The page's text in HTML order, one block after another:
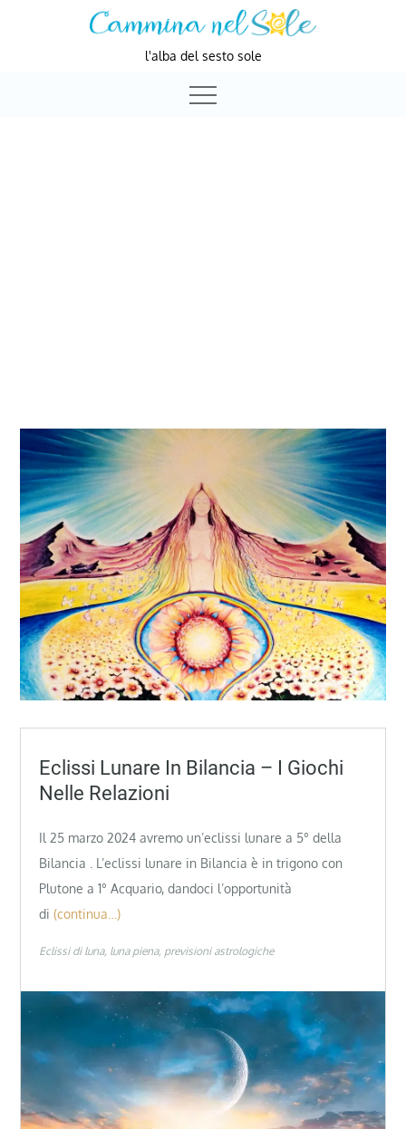
l'alba del sesto sole
Eclissi Lunare In Bilancia – I Giochi
Nelle Relazioni
Il 25 marzo 2024 avremo un’eclissi lunare a 5° della
Bilancia . L’eclissi lunare in Bilancia è in trigono con
Plutone a 1° Acquario, dandoci l’opportunità
di (continua…)
Eclissi di luna luna piena previsioni astrologiche